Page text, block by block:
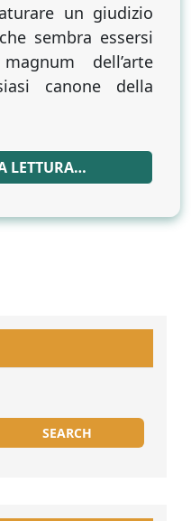
un giudizio
sembra essersi
dell’arte
canone della
LETTURA…